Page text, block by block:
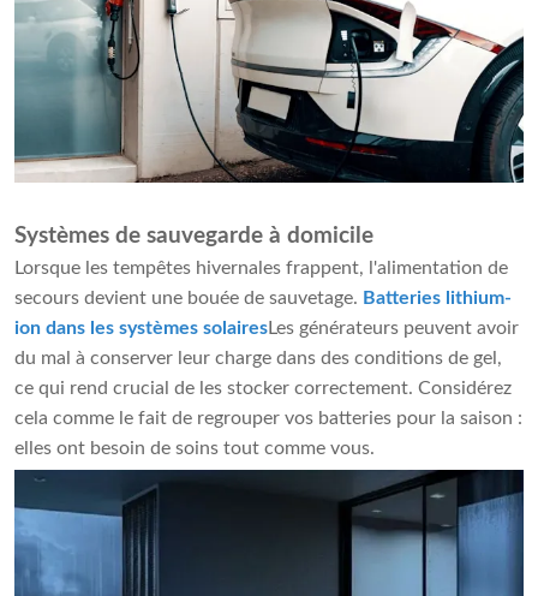
Systèmes de sauvegarde à domicile
Lorsque les tempêtes hivernales frappent, l'alimentation de
secours devient une bouée de sauvetage. Batteries lithium-
ion dans les systèmes solairesLes générateurs peuvent avoir
du mal à conserver leur charge dans des conditions de gel,
ce qui rend crucial de les stocker correctement. Considérez
cela comme le fait de regrouper vos batteries pour la saison :
elles ont besoin de soins tout comme vous.